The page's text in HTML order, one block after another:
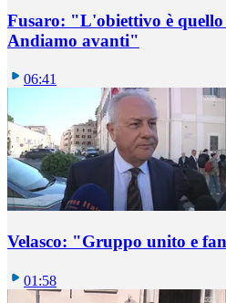
Fusaro: "L'obiettivo è
Andiamo avanti"
06:41
Velasco: "Gruppo unito e
01:58